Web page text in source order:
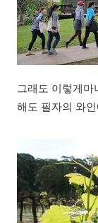
그래도 이렇게
해도 필자의 와